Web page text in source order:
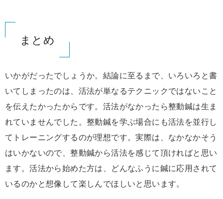
まとめ
いかがだったでしょうか。結論に至るまで、いろいろと書
いてしまったのは、活法が単なるテクニックではないこと
を伝えたかったからです。活法がなかったら整動鍼は生ま
れていませんでした。整動鍼を学ぶ場合にも活法を並行し
てトレーニングするのが理想です。実際は、なかなかそう
はいかないので、整動鍼から活法を感じて頂ければと思い
ます。活法から始めた方は、どんなふうに鍼に応用されて
いるのかと想像して楽しんでほしいと思います。